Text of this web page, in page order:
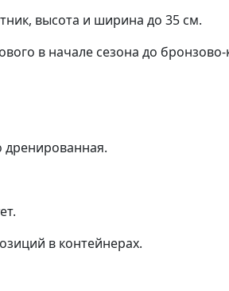
высота и ширина до 35 см.
в начале сезона до
в контейнерах.